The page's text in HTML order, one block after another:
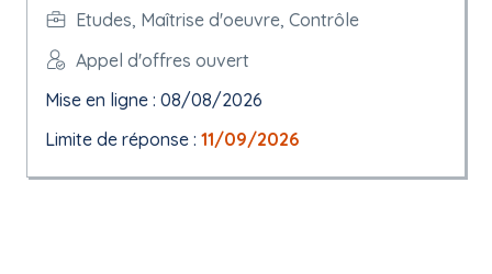
Etudes, Maîtrise d'oeuvre, Contrôle
Appel d'offres ouvert
Mise en ligne : 08/08/2026
Limite de réponse : 11/09/2026